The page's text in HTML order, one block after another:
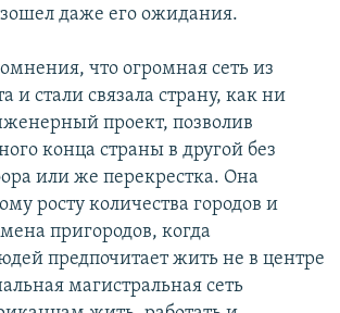
даже его ожидания.
что огромная сеть из
и стали связала страну, как ни
проект, позволив
конца страны в другой без
или же перекрестка. Она
росту количества городов и
пригородов, когда
предпочитает жить не в центре
магистральная сеть